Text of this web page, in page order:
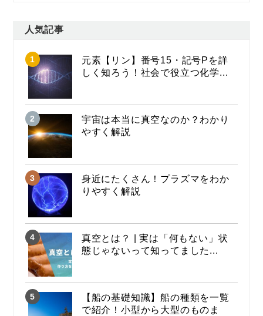
人気記事
元素【リン】番号15・記号Pを詳
しく知ろう！社会で役立つ化学...
宇宙は本当に真空なのか？わかり
やすく解説
身近にたくさん！プラズマをわか
りやすく解説
真空とは？ | 実は「何もない」状
態じゃないって知ってました...
【船の基礎知識】船の種類を一覧
で紹介！小型から大型のものま